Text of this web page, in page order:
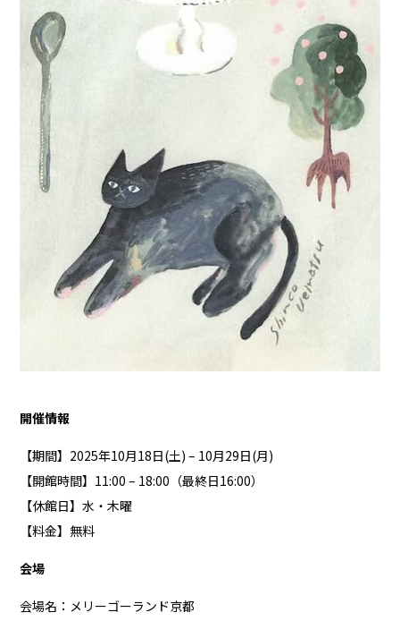
開催情報
【期間】2025年10月18日(土) – 10月29日(月)
【開館時間】11:00 – 18:00（最終日16:00）
【休館日】水・木曜
【料金】無料
会場
会場名：メリーゴーランド京都